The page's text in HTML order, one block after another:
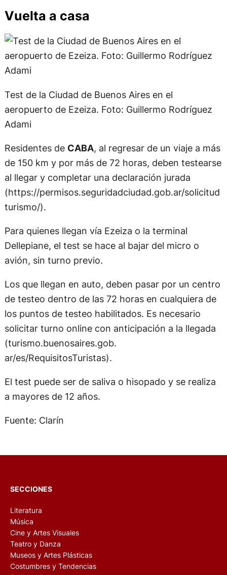
Vuelta a casa
Test de la Ciudad de Buenos Aires en el
aeropuerto de Ezeiza. Foto: Guillermo Rodríguez
Adami
Residentes de CABA, al regresar de un viaje a más
de 150 km y por más de 72 horas, deben testearse
al llegar y completar una declaración jurada
(https://permisos.seguridadciudad.gob.ar/solicitud
turismo/).
Para quienes llegan vía Ezeiza o la terminal
Dellepiane, el test se hace al bajar del micro o
avión, sin turno previo.
Los que llegan en auto, deben pasar por un centro
de testeo dentro de las 72 horas en cualquiera de
los puntos de testeo habilitados. Es necesario
solicitar turno online con anticipación a la llegada
(turismo.buenosaires.gob.
ar/es/RequisitosTuristas).
El test puede ser de saliva o hisopado y se realiza
a mayores de 12 años.
Fuente: Clarín
SECCIONES
Literatura
Música
Cine y Artes Visuales
Teatro y Danza
Museos y Artes Plásticas
Costumbres y Tendencias